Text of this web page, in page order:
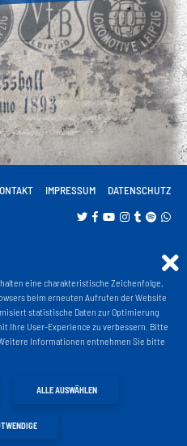
IMPRESSUM DATENSCHUTZ
Projekt Liga 3
Fanshop
eine charakteristische Zeichenfolge,
beim erneuten Aufrufen der Website
statistische Daten zur Optimierung
Ihre User-Experience zu verbessern. Bitte
Informationen entnehmen Sie bitte
ALLE AUSWÄHLEN